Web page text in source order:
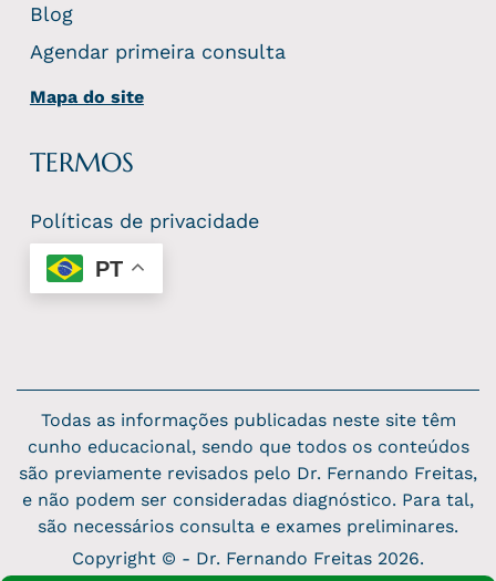
Blog
Agendar primeira consulta
Mapa do site
TERMOS
Políticas de privacidade
PT
Todas as informações publicadas neste site têm
cunho educacional, sendo que todos os conteúdos
são previamente revisados pelo Dr. Fernando Freitas,
e não podem ser consideradas diagnóstico. Para tal,
são necessários consulta e exames preliminares.
Copyright © - Dr. Fernando Freitas 2026.